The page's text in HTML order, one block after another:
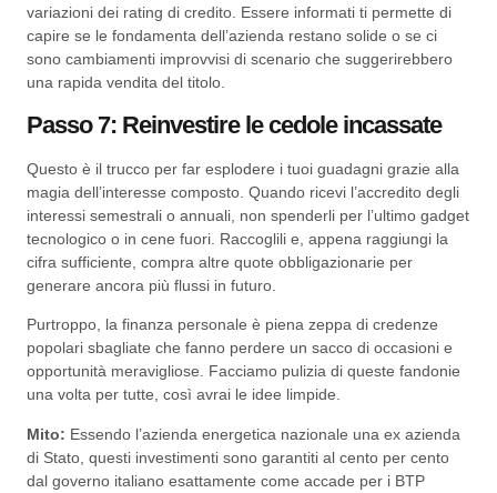
variazioni dei rating di credito. Essere informati ti permette di
capire se le fondamenta dell’azienda restano solide o se ci
sono cambiamenti improvvisi di scenario che suggerirebbero
una rapida vendita del titolo.
Passo 7: Reinvestire le cedole incassate
Questo è il trucco per far esplodere i tuoi guadagni grazie alla
magia dell’interesse composto. Quando ricevi l’accredito degli
interessi semestrali o annuali, non spenderli per l’ultimo gadget
tecnologico o in cene fuori. Raccoglili e, appena raggiungi la
cifra sufficiente, compra altre quote obbligazionarie per
generare ancora più flussi in futuro.
Purtroppo, la finanza personale è piena zeppa di credenze
popolari sbagliate che fanno perdere un sacco di occasioni e
opportunità meravigliose. Facciamo pulizia di queste fandonie
una volta per tutte, così avrai le idee limpide.
Mito: Essendo l’azienda energetica nazionale una ex azienda
di Stato, questi investimenti sono garantiti al cento per cento
dal governo italiano esattamente come accade per i BTP